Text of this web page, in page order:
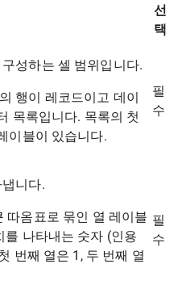
선
택
성하는 셀 범위입니다.
행이 레코드이고 데이
목록입니다. 목록의 첫
이블이 있습니다.
필
수
니다.
따옴표로 묶인 열 레이블
를 ​​나타내는 숫자 (인용
번째 열은 1, 두 번째 열
필
수